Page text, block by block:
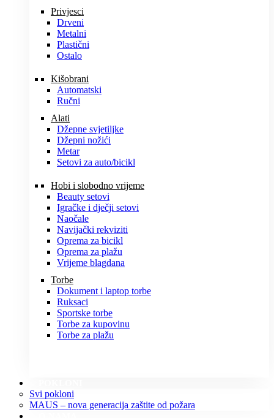
Privjesci
Drveni
Metalni
Plastični
Ostalo
Kišobrani
Automatski
Ručni
Alati
Džepne svjetiljke
Džepni nožići
Metar
Setovi za auto/bicikl
Hobi i slobodno vrijeme
Beauty setovi
Igračke i dječji setovi
Naočale
Navijački rekviziti
Oprema za bicikl
Oprema za plažu
Vrijeme blagdana
Torbe
Dokument i laptop torbe
Ruksaci
Sportske torbe
Torbe za kupovinu
Torbe za plažu
Svi pokloni
MAUS – nova generacija zaštite od požara